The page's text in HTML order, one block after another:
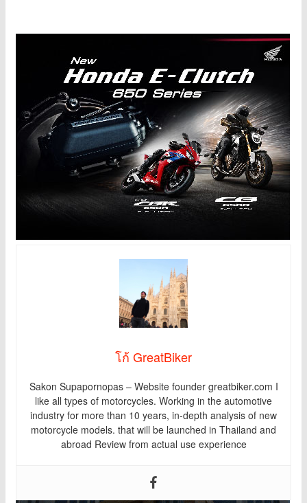
โก้ GreatBiker
Sakon Supapornopas – Website founder greatbiker.com I
like all types of motorcycles. Working in the automotive
industry for more than 10 years, in-depth analysis of new
motorcycle models. that will be launched in Thailand and
abroad Review from actual use experience